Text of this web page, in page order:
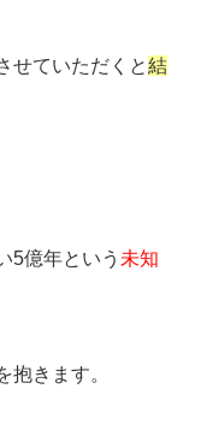
せていただくと結
5億年という 未知
抱きます。